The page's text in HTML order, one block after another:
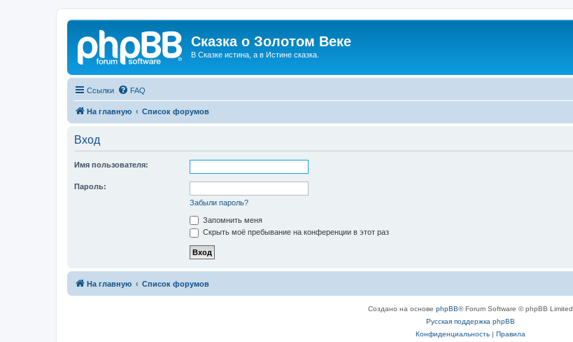
Сказка о Золотом Веке
В Сказке истина, а в Истине сказка.
Ссылки FAQ
На главную Список форумов
Вход
Имя пользователя:
Пароль:
Забыли пароль?
Запомнить меня
Скрыть моё пребывание на конференции в этот раз
На главную Список форумов
Создано на основе phpBB® Forum Software © phpBB Limited
Русская поддержка phpBB
Конфиденциальность| Правила